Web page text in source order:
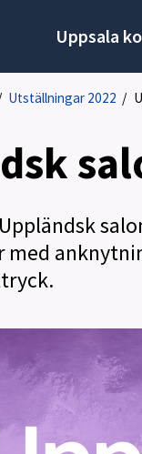
Uppsala
Utställningar 2022 /
med